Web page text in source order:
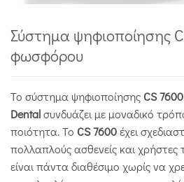
Σύστημα ψηφιοποίησης
φωσφόρου
Το σύστημα ψηφιοποίησης CS
Dentalσυνδυάζει με μοναδικό
ποιότητα. Το CS 7600έχει
πολλαπλούς ασθενείς και χρήστες
είναι πάντα διαθέσιμο χωρίς να